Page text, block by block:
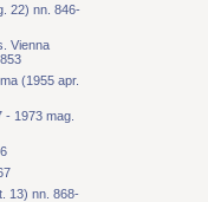
22) nn. 846-
Vienna
(1955 apr.
- 1973 mag.
13) nn. 868-